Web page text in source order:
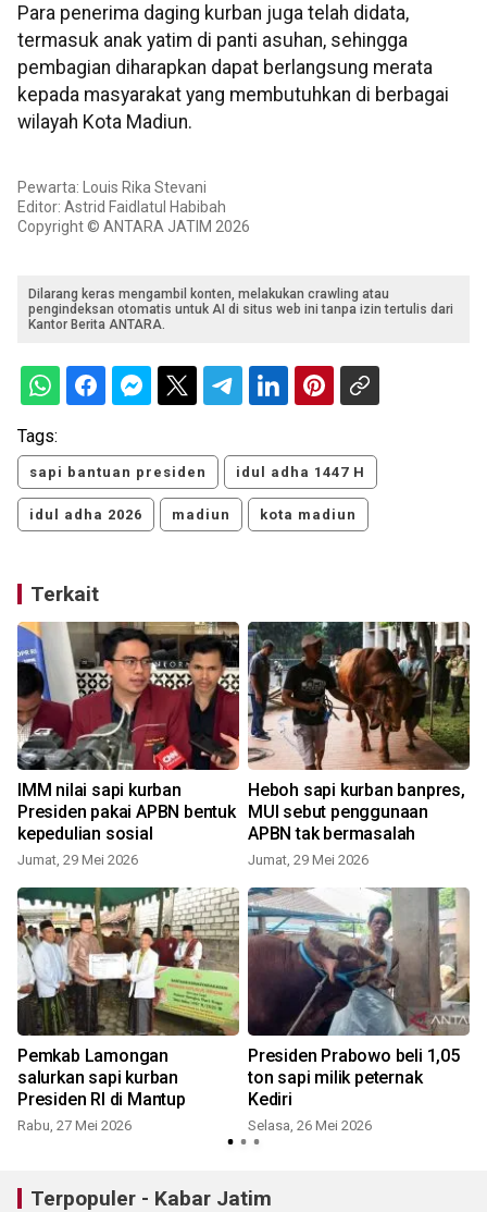
Para penerima daging kurban juga telah didata,
termasuk anak yatim di panti asuhan, sehingga
pembagian diharapkan dapat berlangsung merata
kepada masyarakat yang membutuhkan di berbagai
wilayah Kota Madiun.
Pewarta: Louis Rika Stevani
Editor: Astrid Faidlatul Habibah
Copyright © ANTARA JATIM 2026
Dilarang keras mengambil konten, melakukan crawling atau
pengindeksan otomatis untuk AI di situs web ini tanpa izin tertulis dari
Kantor Berita ANTARA.
Tags:
sapi bantuan presiden idul adha 1447 H
idul adha 2026 madiun kota madiun
Terkait
IMM nilai sapi kurban
Presiden pakai APBN bentuk
kepedulian sosial
Jumat, 29 Mei 2026
Heboh sapi kurban banpres,
MUI sebut penggunaan
APBN tak bermasalah
Jumat, 29 Mei 2026
Pemkab Lamongan
salurkan sapi kurban
Presiden RI di Mantup
Rabu, 27 Mei 2026
Presiden Prabowo beli 1,05
ton sapi milik peternak
Kediri
Selasa, 26 Mei 2026
Terpopuler - Kabar Jatim